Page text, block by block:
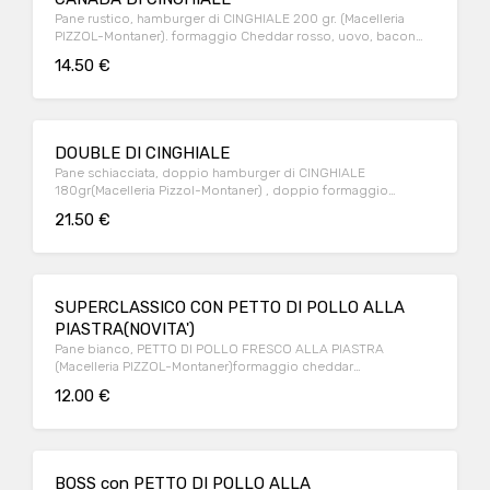
Pane rustico, hamburger di CINGHIALE 200 gr. (Macelleria
PIZZOL-Montaner). formaggio Cheddar rosso, uovo, bacon
14.50 €
DOUBLE DI CINGHIALE
Pane schiacciata, doppio hamburger di CINGHIALE
180gr(Macelleria Pizzol-Montaner) , doppio formaggio
21.50 €
SUPERCLASSICO CON PETTO DI POLLO ALLA
PIASTRA(NOVITA')
Pane bianco, PETTO DI POLLO FRESCO ALLA PIASTRA
(Macelleria PIZZOL-Montaner)formaggio cheddar
12.00 €
BOSS con PETTO DI POLLO ALLA